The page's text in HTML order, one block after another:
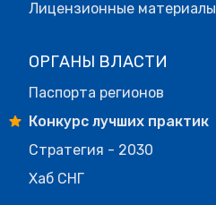
Лицензионные материалы
ОРГАНЫ ВЛАСТИ
Паспорта регионов
Конкурс лучших практик
Стратегия - 2030
Хаб СНГ